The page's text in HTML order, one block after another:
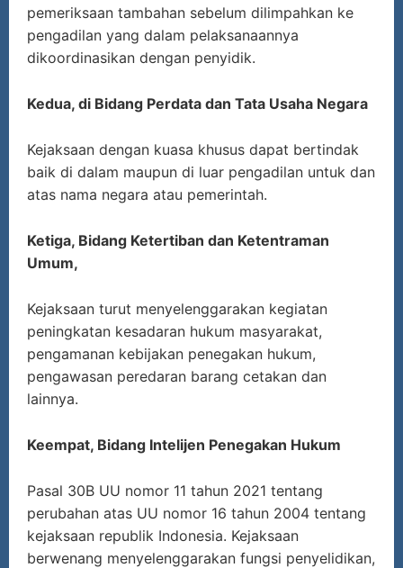
pemeriksaan tambahan sebelum dilimpahkan ke
pengadilan yang dalam pelaksanaannya
dikoordinasikan dengan penyidik.
Kedua, di Bidang Perdata dan Tata Usaha Negara
Kejaksaan dengan kuasa khusus dapat bertindak
baik di dalam maupun di luar pengadilan untuk dan
atas nama negara atau pemerintah.
Ketiga, Bidang Ketertiban dan Ketentraman
Umum,
Kejaksaan turut menyelenggarakan kegiatan
peningkatan kesadaran hukum masyarakat,
pengamanan kebijakan penegakan hukum,
pengawasan peredaran barang cetakan dan
lainnya.
Keempat, Bidang Intelijen Penegakan Hukum
Pasal 30B UU nomor 11 tahun 2021 tentang
perubahan atas UU nomor 16 tahun 2004 tentang
kejaksaan republik Indonesia. Kejaksaan
berwenang menyelenggarakan fungsi penyelidikan,